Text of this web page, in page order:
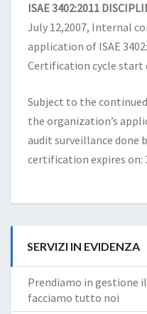
ISAE 3402:2011
July 12,2007, Internal
application of ISAE
Certification cycle start
Subject to the
the organization’s
audit surveillance done
certification expires on:
SERVIZI IN EVIDENZA
Prendiamo in gestione
facciamo tutto noi